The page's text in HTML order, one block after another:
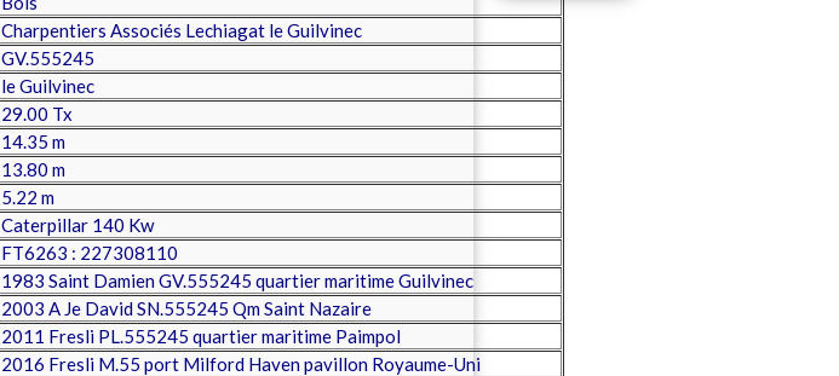
Charpentiers Associés Lechiagat le Guilvinec
GV.555245
le Guilvinec
29.00 Tx
14.35 m
13.80 m
5.22 m
Caterpillar 140 Kw
FT6263 : 227308110
1983 Saint Damien GV.555245 quartier maritime Guilvinec
2003 A Je David SN.555245 Qm Saint Nazaire
2011 Fresli PL.555245 quartier maritime Paimpol
2016 Fresli M.55 port Milford Haven pavillon Royaume-Uni